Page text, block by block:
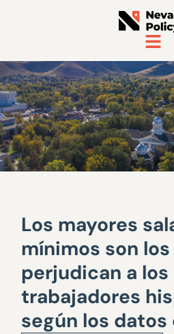
Los mayores
mínimos son
perjudican a los
trabajadores
según los datos